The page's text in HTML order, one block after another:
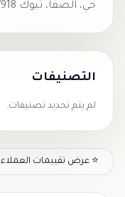
حي، الصفا، تبوك 47918
التصنيفات
لم يتم تحديد تصنيفات.
⭐ عرض تقييمات العملاء